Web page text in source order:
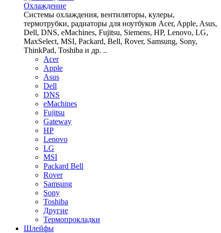
Охлаждение
Системы охлаждения, вентиляторы, кулеры,
термотрубки, радиаторы для ноутбуков Acer, Apple, Asus,
Dell, DNS, eMachines, Fujitsu, Siemens, HP, Lenovo, LG,
MaxSelect, MSI, Packard, Bell, Rover, Samsung, Sony,
ThinkPad, Toshiba и др. ..
Acer
Apple
Asus
Dell
DNS
eMachines
Fujitsu
Gateway
HP
Lenovo
LG
MSI
Packard Bell
Rover
Samsung
Sony
Toshiba
Другие
Термопрокладки
Шлейфы